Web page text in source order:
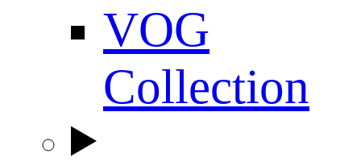
VOG
Collection